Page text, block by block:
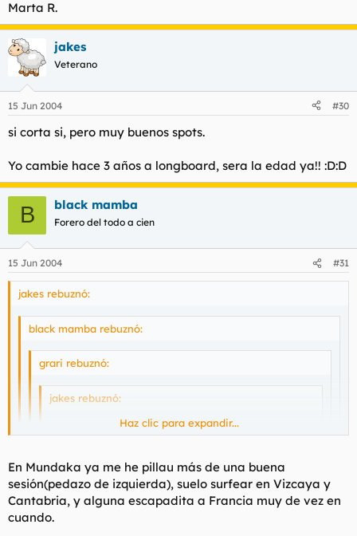
Marta R.
jakes
Veterano
15 Jun 2004 #30
si corta si, pero muy buenos spots.
Yo cambie hace 3 años a longboard, sera la edad ya!! :D:D
B black mamba
Forero del todo a cien
15 Jun 2004 #31
jakes rebuznó:
black mamba rebuznó:
grari rebuznó:
jakes rebuznó:
donde surfeas grari?Haz clic para expandir...
En el Socorro, el Ricón, Caleta Interián, Martiánez
cuando entra cerca del hotel y cuando puedo en
Fitenia y las Palmeras.Haz clic para expandir...
yo en mundaka y zarautz aunque algunos findes me subo a
biarritz, (yo si empecé corcheando :D )
Haz clic para expandir...
En Mundaka ya me he pillau más de una buena
sesión(pedazo de izquierda), suelo surfear en Vizcaya y
Cantabria, y alguna escapadita a Francia muy de vez en
cuando.